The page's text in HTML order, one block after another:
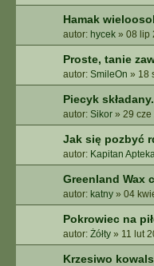
Hamak
autor: hycek » 08 lip
Proste, tanie
autor: SmileOn » 18
Piecyk składany.
autor: Sikor » 29 cze
Jak się pozbyć
autor: Kapitan
Greenland Wax
autor: katny » 04
Pokrowiec na
autor: Żółty » 11 lut
Krzesiwo